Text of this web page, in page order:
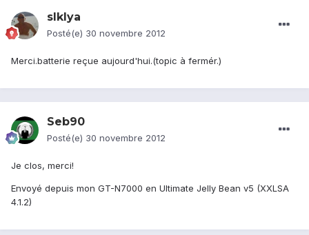
slklya
Posté(e) 30 novembre 2012
Merci.batterie reçue aujourd'hui.(topic à fermér.)
Seb90
Posté(e) 30 novembre 2012
Je clos, merci!
Envoyé depuis mon GT-N7000 en Ultimate Jelly Bean v5 (XXLSA
4.1.2)